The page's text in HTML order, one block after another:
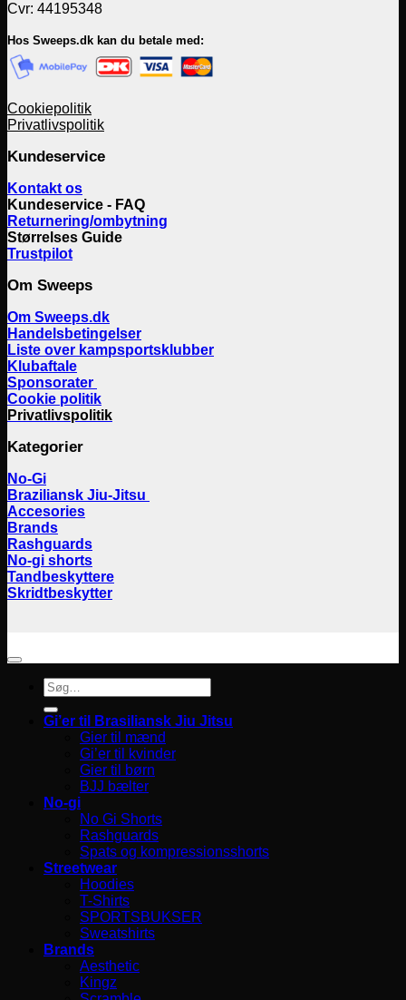
Cvr: 44195348
Hos Sweeps.dk kan du betale med:
Cookiepolitik
Privatlivspolitik
Kundeservice
Kontakt os
Kundeservice - FAQ
Returnering/ombytning
Størrelses Guide
Trustpilot
Om Sweeps
Om Sweeps.dk
Handelsbetingelser
Liste over kampsportsklubber
Klubaftale
Sponsorater
Cookie politik
Privatlivspolitik
Kategorier
No-Gi
Braziliansk Jiu-Jitsu
Accesories
Brands
Rashguards
No-gi shorts
Tandbeskyttere
Skridtbeskytter
Søg
efter:
Gi’er til Brasiliansk Jiu Jitsu
Gier til mænd
Gi’er til kvinder
Gier til børn
BJJ bælter
No-gi
No Gi Shorts
Rashguards
Spats og kompressionsshorts
Streetwear
Hoodies
T-Shirts
SPORTSBUKSER
Sweatshirts
Brands
Aesthetic
Kingz